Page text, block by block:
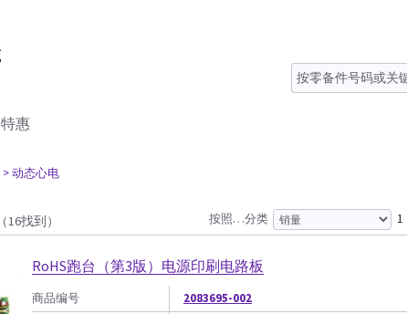
特惠
> 动态心电
（16找到） 按照…分类 1
RoHS跑台（第3版）电源印刷电路板
商品编号
2083695-002